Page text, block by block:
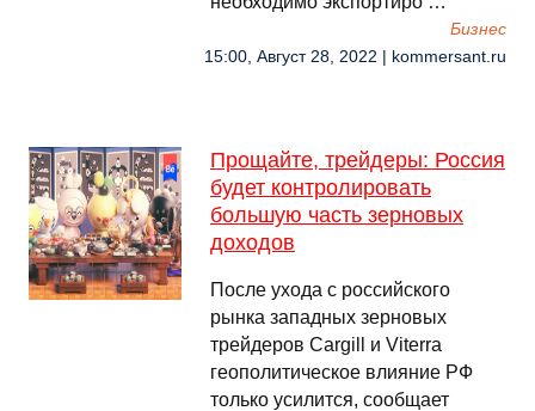
Бизнес
15:00, Август 28, 2022 | kommersant.ru
Прощайте, трейдеры: Россия
будет контролировать
большую часть зерновых
доходов
После ухода с российского
рынка западных зерновых
трейдеров Cargill и Viterra
геополитическое влияние РФ
только усилится, сообщает